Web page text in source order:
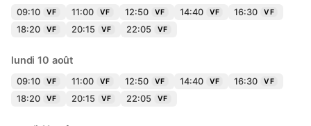
09:10 VF 11:00 VF 12:50 VF 14:40 VF 16:30 VF
18:20 VF 20:15 VF 22:05 VF
lundi 10 août
09:10 VF 11:00 VF 12:50 VF 14:40 VF 16:30 VF
18:20 VF 20:15 VF 22:05 VF